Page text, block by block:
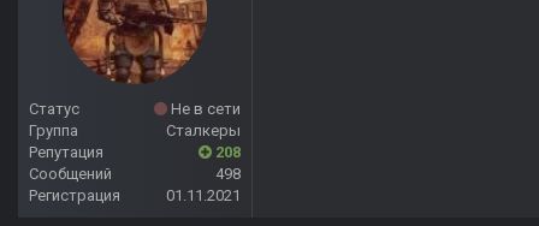
Статус
Не в сети
Группа
Сталкеры
Репутация
208
Сообщений
498
Регистрация
01.11.2021